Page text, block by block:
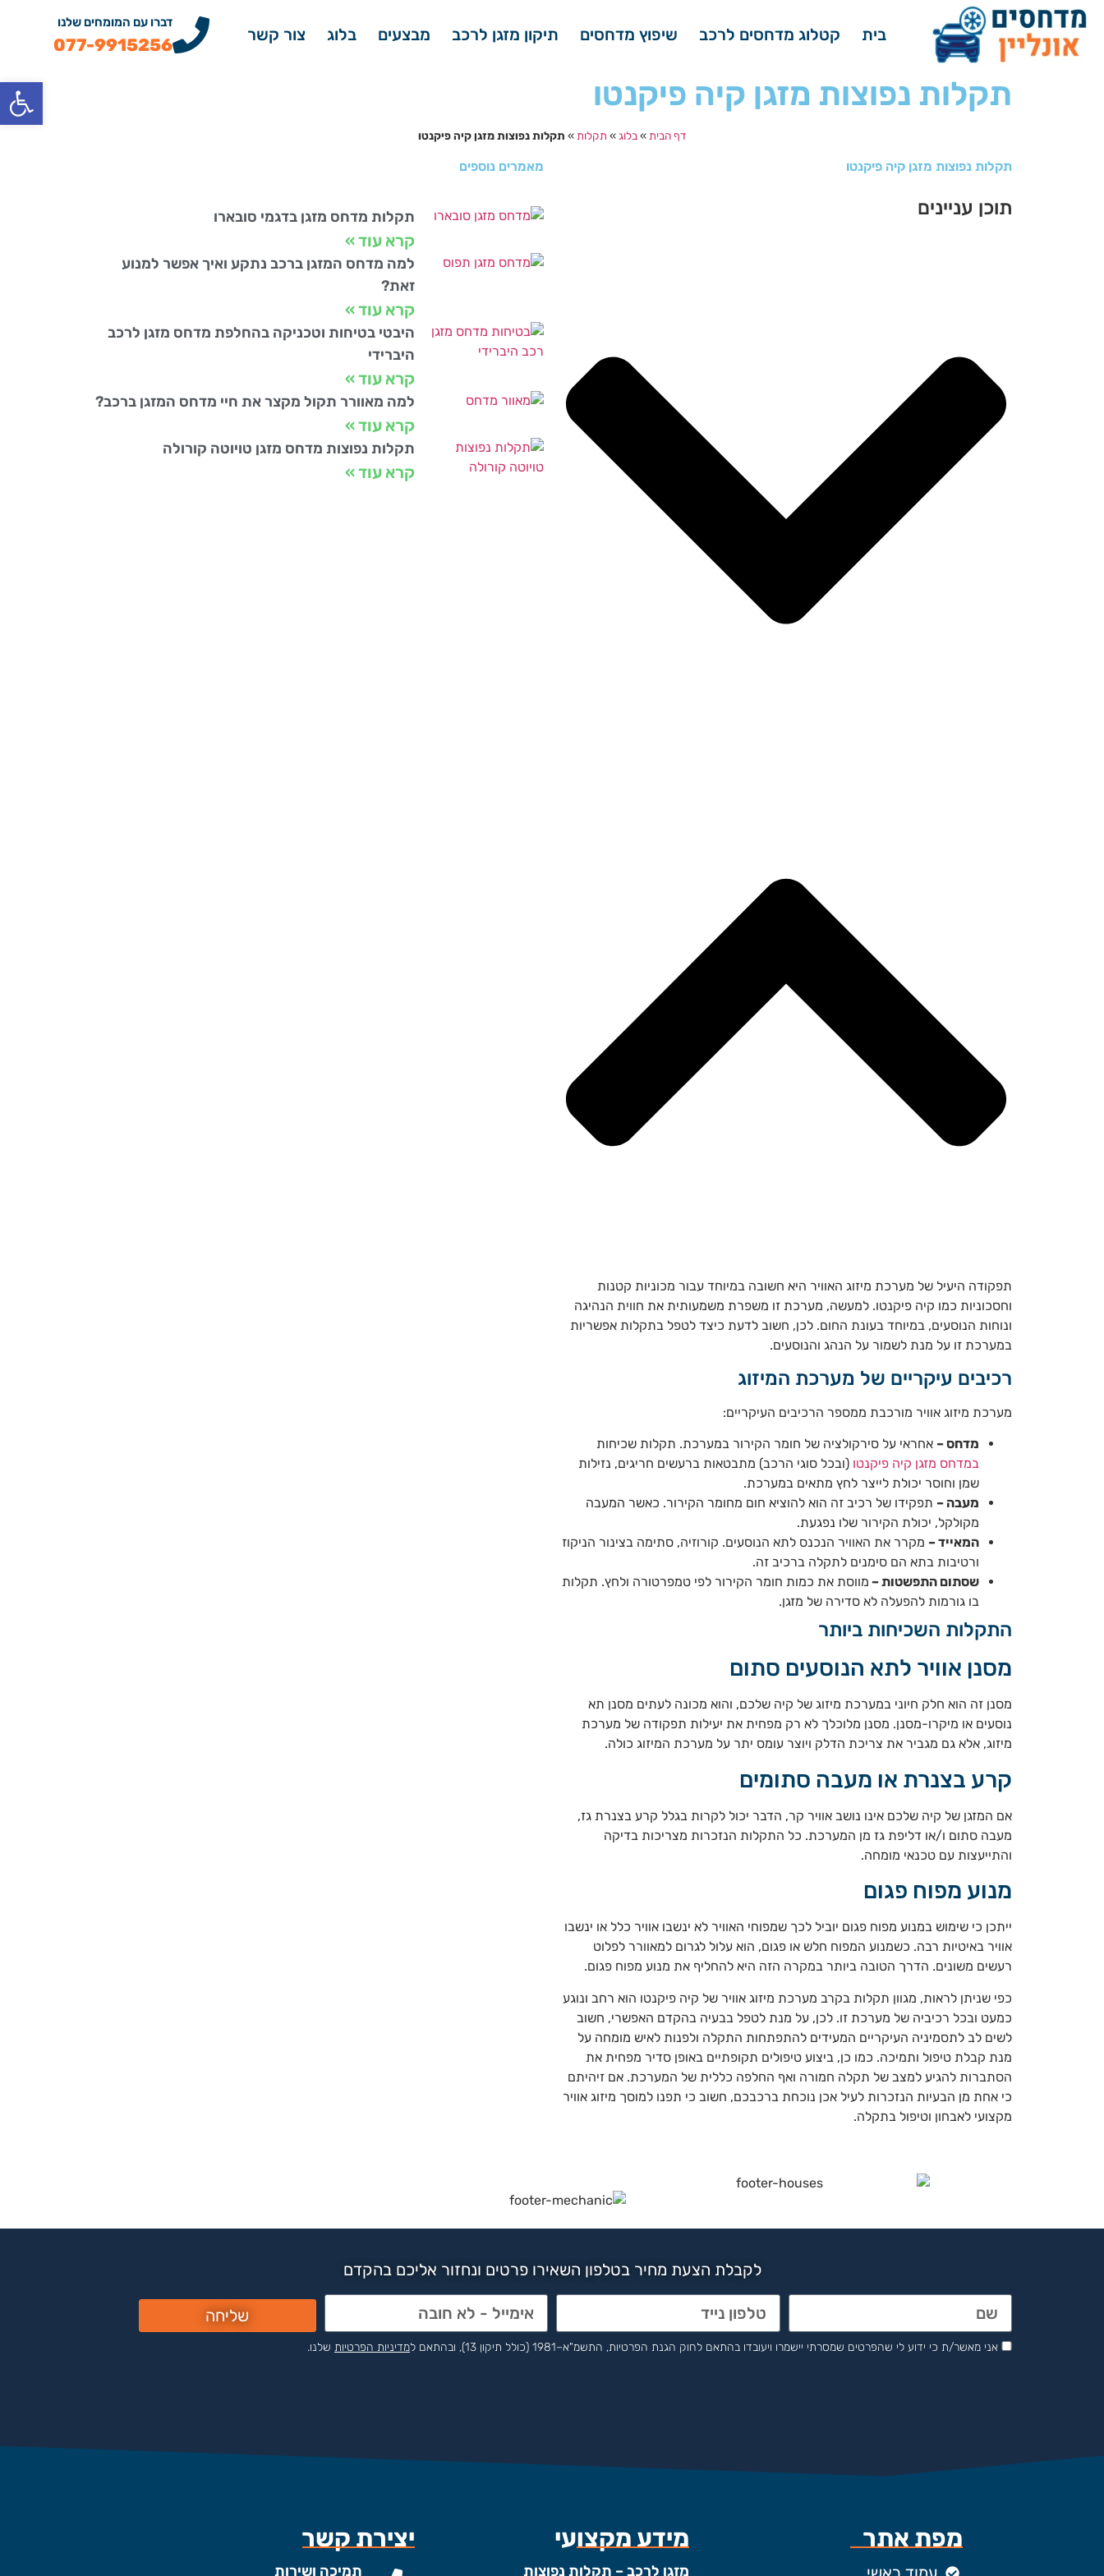
בית קטלוג מדחסים לרכב שיפוץ מדחסים תיקון מזגן לרכב מבצעים בלוג צור קשר
דברו עם המומחים שלנו
077-9915256
תקלות נפוצות מזגן קיה פיקנטו
דף הבית »בלוג » תקלות » תקלות נפוצות מזגן קיה פיקנטו
תקלות נפוצות מזגן קיה פיקנטו
תוכן עניינים
תפקודה היעיל של מערכת מיזוג האוויר היא חשובה במיוחד עבור מכוניות קטנות
וחסכוניות כמו קיה פיקנטו. למעשה, מערכת זו משפרת משמעותית את חווית הנהיגה
ונוחות הנוסעים, במיוחד בעונת החום. לכן, חשוב לדעת כיצד לטפל בתקלות אפשריות
במערכת זו על מנת לשמור על הנהג והנוסעים.
רכיבים עיקריים של מערכת המיזוג
מערכת מיזוג אוויר מורכבת ממספר הרכיבים העיקריים:
מדחס – אחראי על סירקולציה של חומר הקירור במערכת. תקלות שכיחות
במדחס מזגן קיה פיקנטו (ובכל סוגי הרכב) מתבטאות ברעשים חריגים, נזילות
שמן וחוסר יכולת לייצר לחץ מתאים במערכת.
מעבה – תפקידו של רכיב זה הוא להוציא חום מחומר הקירור. כאשר המעבה
מקולקל, יכולת הקירור שלו נפגעת.
המאייד – מקרר את האוויר הנכנס לתא הנוסעים. קורוזיה, סתימה בצינור הניקוז
ורטיבות בתא הם סימנים לתקלה ברכיב זה.
שסתום התפשטות – מווסת את כמות חומר הקירור לפי טמפרטורה ולחץ. תקלות
בו גורמות להפעלה לא סדירה של מזגן.
התקלות השכיחות ביותר
מסנן אוויר לתא הנוסעים סתום
מסנן זה הוא חלק חיוני במערכת מיזוג של קיה שלכם, והוא מכונה לעתים מסנן תא
נוסעים או מיקרו-מסנן. מסנן מלוכלך לא רק מפחית את יעילות תפקודה של מערכת
מיזוג, אלא גם מגביר את צריכת הדלק ויוצר עומס יתר על מערכת המיזוג כולה.
קרע בצנרת או מעבה סתומים
אם המזגן של קיה שלכם אינו נושב אוויר קר, הדבר יכול לקרות בגלל קרע בצנרת גז,
מעבה סתום ו/או דליפת גז מן המערכת. כל התקלות הנזכרות מצריכות בדיקה
והתייעצות עם טכנאי מומחה.
מנוע מפוח פגום
ייתכן כי שימוש במנוע מפוח פגום יוביל לכך שמפוחי האוויר לא ינשבו אוויר כלל או ינשבו
אוויר באיטיות רבה. כשמנוע המפוח חלש או פגום, הוא עלול לגרום למאוורר לפלוט
רעשים משונים. הדרך הטובה ביותר במקרה הזה היא להחליף את מנוע מפוח פגום.
כפי שניתן לראות, מגוון תקלות בקרב מערכת מיזוג אוויר של קיה פיקנטו הוא רחב ונוגע
כמעט ובכל רכיביה של מערכת זו. לכן, על מנת לטפל בבעיה בהקדם האפשרי, חשוב
לשים לב לתסמיניה העיקריים המעידים להתפתחות התקלה ולפנות לאיש מומחה על
מנת קבלת טיפול ותמיכה. כמו כן, ביצוע טיפולים תקופתיים באופן סדיר מפחית את
הסתברות להגיע למצב של תקלה חמורה ואף החלפה כללית של המערכת. אם זיהיתם
כי אחת מן הבעיות הנזכרות לעיל אכן נוכחת ברכבכם, חשוב כי תפנו למוסך מיזוג אוויר
מקצועי לאבחון וטיפול בתקלה.
מאמרים נוספים
תקלות מדחס מזגן בדגמי סובארו
קרא עוד »
למה מדחס המזגן ברכב נתקע ואיך אפשר למנוע
זאת?
קרא עוד »
היבטי בטיחות וטכניקה בהחלפת מדחס מזגן לרכב
היברידי
קרא עוד »
למה מאוורר תקול מקצר את חיי מדחס המזגן ברכב?
קרא עוד »
תקלות נפוצות מדחס מזגן טויוטה קורולה
קרא עוד »
לקבלת הצעת מחיר בטלפון השאירו פרטים ונחזור אליכם בהקדם
אני מאשר/ת כי ידוע לי שהפרטים שמסרתי יישמרו ויעובדו בהתאם לחוק הגנת הפרטיות, התשמ"א–1981 (כולל תיקון 13), ובהתאם ל מדיניות הפרטיות שלנו.
שליחה
מפת אתר מידע מקצועי
מזגן לרכב – תקלות נפוצות
יצירת קשר
תמיכה ושירות